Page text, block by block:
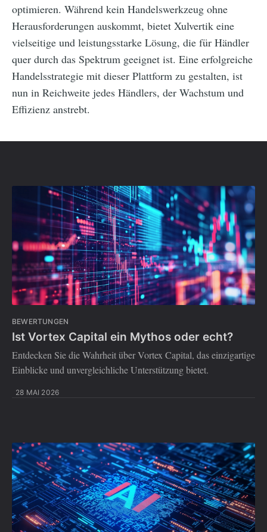
optimieren. Während kein Handelswerkzeug ohne
Herausforderungen auskommt, bietet Xulvertik eine
vielseitige und leistungsstarke Lösung, die für Händler
quer durch das Spektrum geeignet ist. Eine erfolgreiche
Handelsstrategie mit dieser Plattform zu gestalten, ist
nun in Reichweite jedes Händlers, der Wachstum und
Effizienz anstrebt.
BEWERTUNGEN
Ist Vortex Capital ein Mythos oder echt?
Entdecken Sie die Wahrheit über Vortex Capital, das einzigartige
Einblicke und unvergleichliche Unterstützung bietet.
28 MAI 2026